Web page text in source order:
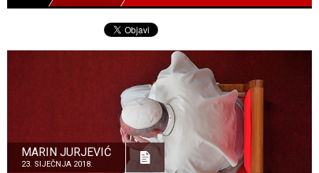
MARIN JURJEVIĆ
23. SIJEČNJA 2018.